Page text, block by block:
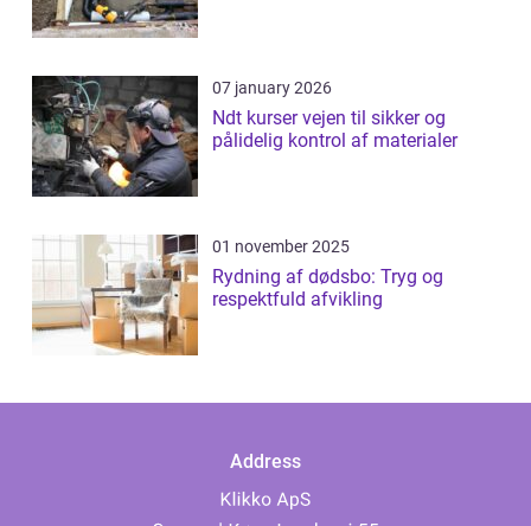
07 january 2026
Ndt kurser vejen til sikker og
pålidelig kontrol af materialer
01 november 2025
Rydning af dødsbo: Tryg og
respektfuld afvikling
Address